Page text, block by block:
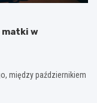
w
między październikiem